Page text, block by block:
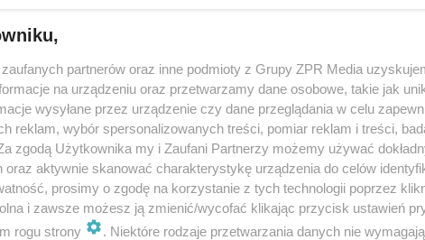
zadania na maturze? Tu znajdziesz odpowiedzi
się odpowiedzi do zadań zamkniętych oraz
policz swoje punkty i sprawdź, na jaki wynik możesz
partnerów oraz inne podmioty z Grupy ZPR Media
na urządzeniu oraz przetwarzamy dane osobowe, takie jak
wysyłane przez urządzenie czy dane przeglądania w celu
reklam, wybór spersonalizowanych treści, pomiar reklam i treści,
zgodą Użytkownika my i Zaufani Partnerzy możemy używać
oraz aktywnie skanować charakterystykę urządzenia do celów
prosimy o zgodę na korzystanie z tych technologii poprzez
i zawsze możesz ją zmienić/wycofać klikając przycisk ustawień
rogu strony
. Niektóre rodzaje przetwarzania danych nie